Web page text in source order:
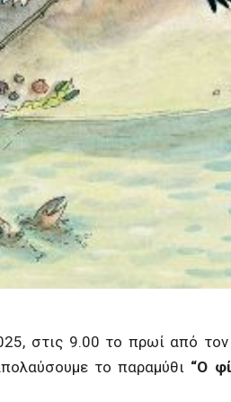
στις 9.00 το πρωί από
το παραμύθι “Ο